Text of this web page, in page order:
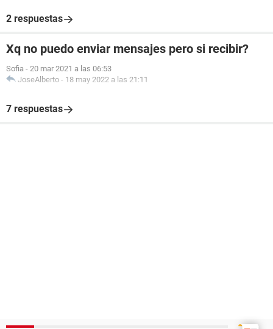
2 respuestas
Xq no puedo enviar mensajes pero si recibir?
Sofia - 20 mar 2021 a las 06:53
JoseAlberto - 18 may 2022 a las 21:11
7 respuestas